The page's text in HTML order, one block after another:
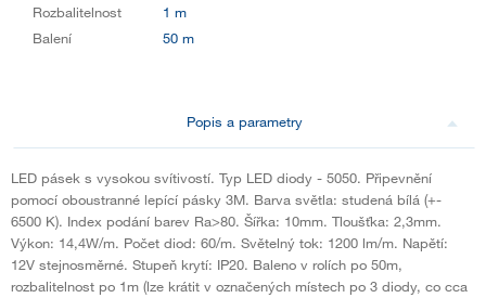
Rozbalitelnost
1 m
Balení
50 m
Popis a parametry
LED pásek s vysokou svítivostí. Typ LED diody - 5050. Připevnění
pomocí oboustranné lepící pásky 3M. Barva světla: studená bílá (+-
6500 K). Index podání barev Ra>80. Šířka: 10mm. Tloušťka: 2,3mm.
Výkon: 14,4W/m. Počet diod: 60/m. Světelný tok: 1200 lm/m. Napětí:
12V stejnosměrné. Stupeň krytí: IP20. Baleno v rolích po 50m,
rozbalitelnost po 1m (lze krátit v označených místech po 3 diody, co cca